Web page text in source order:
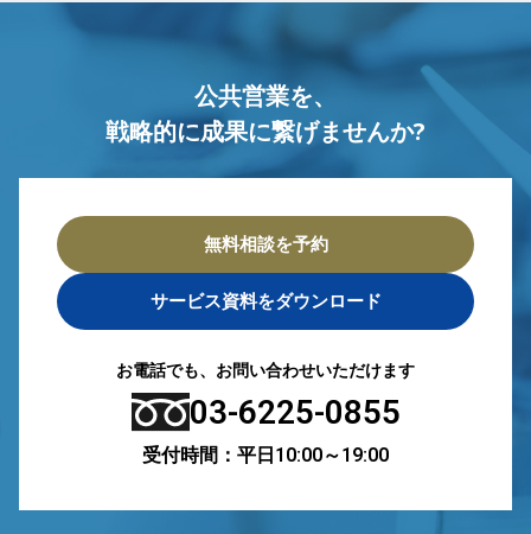
公共営業を、
戦略的に成果に繋げませんか?
無料相談を予約
サービス資料をダウンロード
お電話でも、お問い合わせいただけます
03-6225-0855
受付時間：平日10:00～19:00